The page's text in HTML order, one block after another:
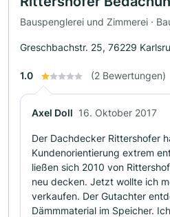
Bauspenglerei und Zimmerei ·
Greschbachstr. 25, 76229
1.0 (2 Bewertungen)
Axel Doll 16. Oktober 2017
Der Dachdecker Rittershofer
Kundenorientierung extrem
ließen sich 2010 von
neu decken. Jetzt wollte ich
verkaufen. Der Gutachter
Dämmmaterial im Speicher.